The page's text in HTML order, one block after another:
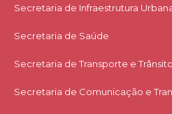
Secretaria de Infraestrutura
Secretaria de Saúde
Secretaria de Transporte e
Secretaria de Comunicação e